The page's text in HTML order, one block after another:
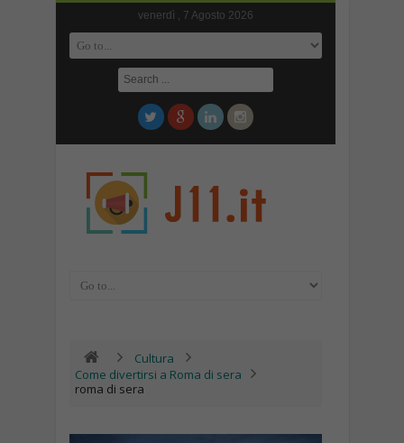
venerdì , 7 Agosto 2026
Cultura
Come divertirsi a Roma di sera
roma di sera